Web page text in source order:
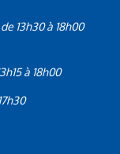
13h30 à 18h00
à 18h00